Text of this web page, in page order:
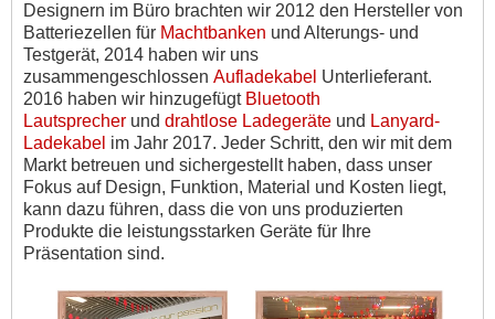
Designern im Büro brachten wir 2012 den Hersteller von
Batteriezellen für Machtbanken und Alterungs- und
Testgerät, 2014 haben wir uns
zusammengeschlossen Aufladekabel Unterlieferant.
2016 haben wir hinzugefügt Bluetooth
Lautsprecher und drahtlose Ladegeräte und Lanyard-
Ladekabel im Jahr 2017. Jeder Schritt, den wir mit dem
Markt betreuen und sichergestellt haben, dass unser
Fokus auf Design, Funktion, Material und Kosten liegt,
kann dazu führen, dass die von uns produzierten
Produkte die leistungsstarken Geräte für Ihre
Präsentation sind.